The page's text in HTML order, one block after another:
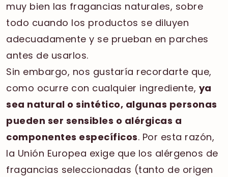
muy bien las fragancias naturales, sobre
todo cuando los productos se diluyen
adecuadamente y se prueban en parches
antes de usarlos.
Sin embargo, nos gustaría recordarte que,
como ocurre con cualquier ingrediente, ya
sea natural o sintético, algunas personas
pueden ser sensibles o alérgicas a
componentes específicos. Por esta razón,
la Unión Europea exige que los alérgenos de
fragancias seleccionadas (tanto de origen